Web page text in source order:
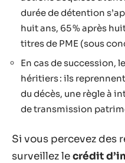
durée de détention
huit ans, 65 % après
titres de PME (sous
En cas de succession,
héritiers : ils
du décès, une règle à
de transmission
Si vous percevez des
surveillez lecrédit